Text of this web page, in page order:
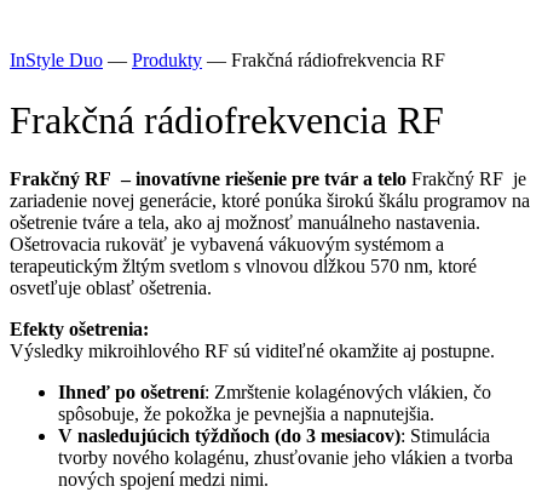
InStyle Duo — Produkty — Frakčná rádiofrekvencia RF
Frakčná rádiofrekvencia RF
Frakčný RF – inovatívne riešenie pre tvár a telo Frakčný RF je
zariadenie novej generácie, ktoré ponúka širokú škálu programov na
ošetrenie tváre a tela, ako aj možnosť manuálneho nastavenia.
Ošetrovacia rukoväť je vybavená vákuovým systémom a
terapeutickým žltým svetlom s vlnovou dĺžkou 570 nm, ktoré
osvetľuje oblasť ošetrenia.
Efekty ošetrenia:
Výsledky mikroihlového RF sú viditeľné okamžite aj postupne.
Ihneď po ošetrení: Zmrštenie kolagénových vlákien, čo
spôsobuje, že pokožka je pevnejšia a napnutejšia.
V nasledujúcich týždňoch (do 3 mesiacov): Stimulácia
tvorby nového kolagénu, zhusťovanie jeho vlákien a tvorba
nových spojení medzi nimi.